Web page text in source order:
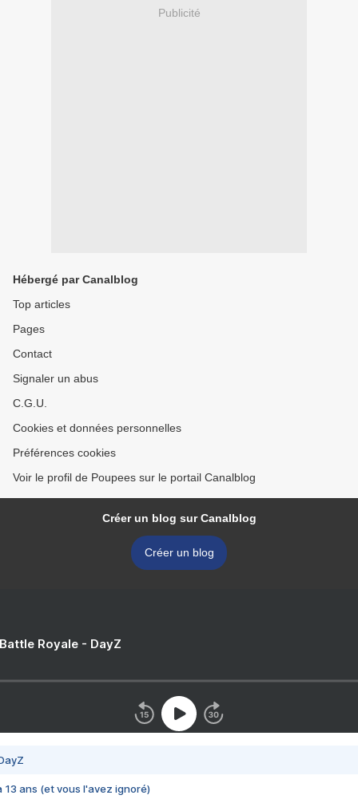
Publicité
Hébergé par Canalblog
Top articles
Pages
Contact
Signaler un abus
C.G.U.
Cookies et données personnelles
Préférences cookies
Voir le profil de Poupees sur le portail Canalblog
Créer un blog sur Canalblog
Créer un blog
Royale - DayZ
13 ans (et vous l'avez ignoré)